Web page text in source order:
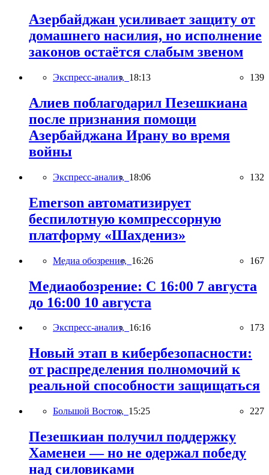
Азербайджан усиливает защиту от
домашнего насилия, но исполнение
законов остаётся слабым звеном
Экспресс-анализ, 18:13 139
Алиев поблагодарил Пезешкиана
после признания помощи
Азербайджана Ирану во время
войны
Экспресс-анализ, 18:06 132
Emerson автоматизирует
беспилотную компрессорную
платформу «Шахдениз»
Медиа обозрение, 16:26 167
Медиаобозрение: С 16:00 7 августа
до 16:00 10 августа
Экспресс-анализ, 16:16 173
Новый этап в кибербезопасности:
от распределения полномочий к
реальной способности защищаться
Большой Восток, 15:25 227
Пезешкиан получил поддержку
Хаменеи — но не одержал победу
над силовиками